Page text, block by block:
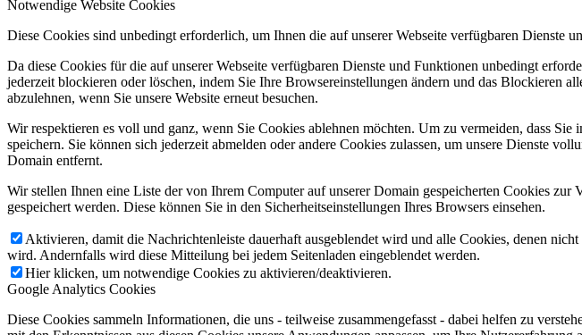
Notwendige Website Cookies
Diese Cookies sind unbedingt erforderlich, um Ihnen die auf unserer Webseite verfügbaren Dienste
Da diese Cookies für die auf unserer Webseite verfügbaren Dienste und Funktionen unbedingt
jederzeit blockieren oder löschen, indem Sie Ihre Browsereinstellungen ändern und das Blockieren
abzulehnen, wenn Sie unsere Website erneut besuchen.
Wir respektieren es voll und ganz, wenn Sie Cookies ablehnen möchten. Um zu vermeiden, dass
speichern. Sie können sich jederzeit abmelden oder andere Cookies zulassen, um unsere Dienste
Domain entfernt.
Wir stellen Ihnen eine Liste der von Ihrem Computer auf unserer Domain gespeicherten Cookies
gespeichert werden. Diese können Sie in den Sicherheitseinstellungen Ihres Browsers einsehen.
Aktivieren, damit die Nachrichtenleiste dauerhaft ausgeblendet wird und alle Cookies, denen
wird. Andernfalls wird diese Mitteilung bei jedem Seitenladen eingeblendet werden.
Hier klicken, um notwendige Cookies zu aktivieren/deaktivieren.
Google Analytics Cookies
Diese Cookies sammeln Informationen, die uns - teilweise zusammengefasst - dabei helfen zu